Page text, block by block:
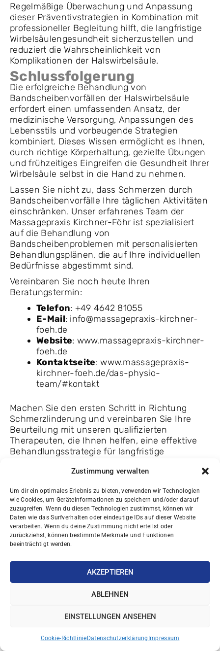
Zustimmung verwalten
Um dir ein optimales Erlebnis zu bieten, verwenden wir Technologien
wie Cookies, um Geräteinformationen zu speichern und/oder darauf
zuzugreifen. Wenn du diesen Technologien zustimmst, können wir
Daten wie das Surfverhalten oder eindeutige IDs auf dieser Website
verarbeiten. Wenn du deine Zustimmung nicht erteilst oder
zurückziehst, können bestimmte Merkmale und Funktionen
beeinträchtigt werden.
AKZEPTIEREN
ABLEHNEN
EINSTELLUNGEN ANSEHEN
Cookie-Richtlinie Datenschutzerklärung Impressum
Regelmäßige Überwachung und Anpassung
dieser Präventivstrategien in Kombination mit
professioneller Begleitung hilft, die langfristige
Wirbelsäulengesundheit sicherzustellen und
reduziert die Wahrscheinlichkeit von
Komplikationen der Halswirbelsäule.
Schlussfolgerung
Die erfolgreiche Behandlung von
Bandscheibenvorfällen der Halswirbelsäule
erfordert einen umfassenden Ansatz, der
medizinische Versorgung, Anpassungen des
Lebensstils und vorbeugende Strategien
kombiniert. Dieses Wissen ermöglicht es Ihnen,
durch richtige Körperhaltung, gezielte Übungen
und frühzeitiges Eingreifen die Gesundheit Ihrer
Wirbelsäule selbst in die Hand zu nehmen.
Lassen Sie nicht zu, dass Schmerzen durch
Bandscheibenvorfälle Ihre täglichen Aktivitäten
einschränken. Unser erfahrenes Team der
Massagepraxis Kirchner-Föhr ist spezialisiert
auf die Behandlung von
Bandscheibenproblemen mit personalisierten
Behandlungsplänen, die auf Ihre individuellen
Bedürfnisse abgestimmt sind.
Vereinbaren Sie noch heute Ihren
Beratungstermin:
Telefon: +49 4642 81055
E-Mail: info@massagepraxis-kirchner-
foeh.de
Website: www.massagepraxis-kirchner-
foeh.de
Kontaktseite: www.massagepraxis-
kirchner-foeh.de/das-physio-
team/#kontakt
Machen Sie den ersten Schritt in Richtung
Schmerzlinderung und vereinbaren Sie Ihre
Beurteilung mit unseren qualifizierten
Therapeuten, die Ihnen helfen, eine effektive
Behandlungsstrategie für langfristige
Share:
Pinterest